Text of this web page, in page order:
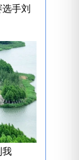
手刘
我